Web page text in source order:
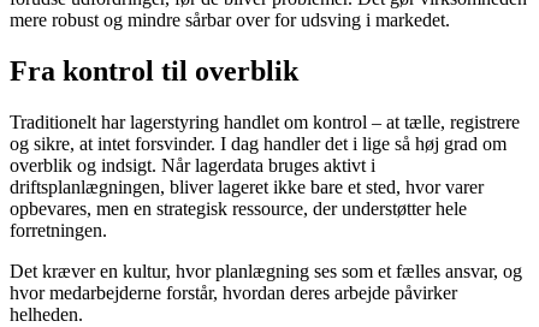
mere robust og mindre sårbar over for udsving i markedet.
Fra kontrol til overblik
Traditionelt har lagerstyring handlet om kontrol – at tælle, registrere
og sikre, at intet forsvinder. I dag handler det i lige så høj grad om
overblik og indsigt. Når lagerdata bruges aktivt i
driftsplanlægningen, bliver lageret ikke bare et sted, hvor varer
opbevares, men en strategisk ressource, der understøtter hele
forretningen.
Det kræver en kultur, hvor planlægning ses som et fælles ansvar, og
hvor medarbejderne forstår, hvordan deres arbejde påvirker
helheden.